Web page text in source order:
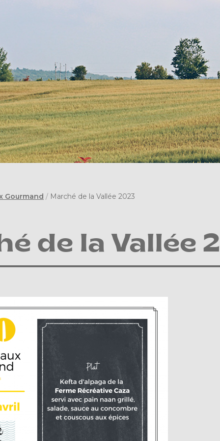
Gourmand / Marché de la Vallée 2023
de la Vallée